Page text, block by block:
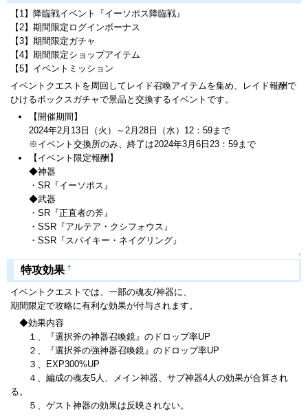
【1】降臨戦イベント『イーソポス降臨戦』
【2】期間限定ログインボーナス
【3】期間限定ガチャ
【4】期間限定ショップアイテム
【5】イベントミッション
イベントクエストを周回してレイド召喚アイテムを集め、レイド報酬で
ひけるボックスガチャで景品と交換するイベントです。
【開催期間】
2024年2月13日（火）～2月28日（水）12：59まで
※イベント交換所のみ、終了は2024年3月6日23：59まで
【イベント限定報酬】
◆神器
・SR『イーソポス』
◆武器
・SR『正直者の斧』
・SSR『アルテア・クシフォウス』
・SSR『スパイキー・ネイグリング』
↑
特攻効果 †
イベントクエストでは、一部の魂友/神器に、
期間限定で攻略に有利な効果が付与されます。
◆効果内容
１、『選択斧の神器召喚鏡』のドロップ率UP
２、『選択斧の強神器召喚鏡』のドロップ率UP
３、EXP300%UP
４、編成の魂友5人、メイン神器、サブ神器4人の効果が合算され
る。
５、ゲスト神器の効果は反映されない。